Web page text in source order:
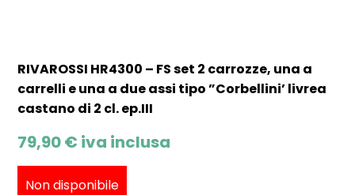
RIVAROSSI HR4300 – FS set 2 carrozze, una a
carrelli e una a due assi tipo ”Corbellini’ livrea
castano di 2 cl. ep.III
79,90€ iva inclusa
Non disponibile